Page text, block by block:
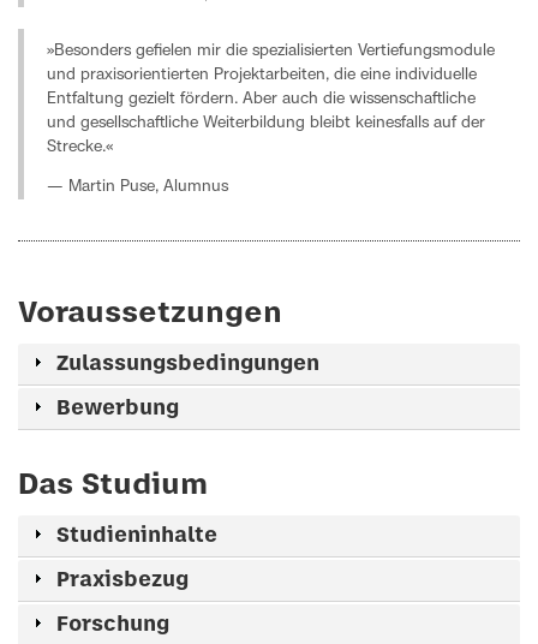
»Besonders gefielen mir die spezialisierten Vertiefungsmodule
und praxisorientierten Projektarbeiten, die eine individuelle
Entfaltung gezielt fördern. Aber auch die wissenschaftliche
und gesellschaftliche Weiterbildung bleibt keinesfalls auf der
Strecke.«
— Martin Puse, Alumnus
Voraussetzungen
Zulassungsbedingungen
Bewerbung
Das Studium
Studieninhalte
Praxisbezug
Forschung